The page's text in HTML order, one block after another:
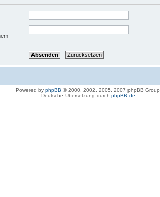
Powered by phpBB © 2000, 2002, 2005, 2007 phpBB Group
Deutsche Übersetzung durch phpBB.de